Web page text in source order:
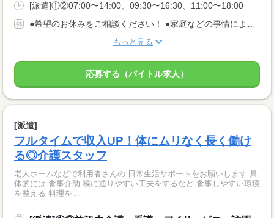
[派遣]①②07:00〜14:00、09:30〜16:30、11:00〜18:00
●希望のお休みをご相談ください！ ●家庭などの事情によるお休み調整OK 「土日休み」「扶養内」など 希望に合わせてお仕事をご紹介します。
もっと見る
応募する（バイトル求人）
[派遣]
フルタイムで収入UP！体にムリなく長く働け
る◎介護スタッフ
老人ホームなどで利用者さんの 日常生活サポートをお願いします 具
体的には 食事介助 喉に通りやすい工夫をするなど 食事しやすい環境
を整える 料理を...